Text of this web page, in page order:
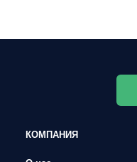
КОМПАНИЯ